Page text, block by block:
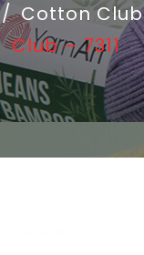
/ Cotton Club
Club – 7311